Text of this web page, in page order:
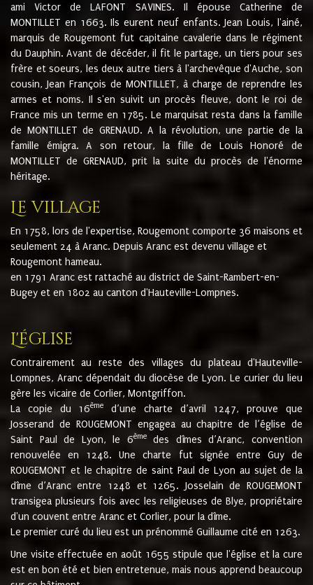
ami Victor de LAFONT SAVINES. Il épouse Catherine de
MONTILLET en 1663. Ils eurent neuf enfants. Jean Louis, l'ainé,
marquis de Rougemont fut capitaine cavalerie dans le régiment
du Dauphin. Avant de décéder, il fit le partage, un tiers pour ses
frère et soeurs, les deux autre tiers à l'archevêque d'Auche, son
cousin, Jean François de MONTILLET, à charge de reprendre les
armes et noms. Il s'en suivit un procès fleuve, dont le roi de
France mis un terme en 1785. Le marquisat resta dans la famille
de MONTILLET de GRENAUD. A la révolution, une partie de la
famille émigra. A son retour, la fille de Louis Honoré de
MONTILLET de GRENAUD, prit la suite du procès de l'énorme
héritage.
Le village
En 1758, lors de l'expertise, Rougemont comporte 36 maisons et
seulement 24 à Aranc. Depuis Aranc est devenu village et
Rougemont hameau.
en 1791 Aranc est rattaché au district de Saint-Rambert-en-
Bugey et en 1802 au canton d'Hauteville-Lompnes.
L'église
Contrairement au reste des villages du plateau d'Hauteville-
Lompnes, Aranc dépendait du diocèse de Lyon. Le curier du lieu
gère les vicaire de Corlier, Montgriffon.
La copie du 16ème
d’une charte d’avril 1247, prouve que
Josserand de ROUGEMONT engagea au chapitre de l’église de
Saint Paul de Lyon, le 6èmedes dîmes d’Aranc, convention
renouvelée en 1248. Une charte fut signée entre Guy de
ROUGEMONT et le chapitre de saint Paul de Lyon au sujet de la
dîme d’Aranc entre 1248 et 1265. Josselain de ROUGEMONT
transigea plusieurs fois avec les religieuses de Blye, propriétaire
d'un couvent entre Aranc et Corlier, pour la dîme.
Le premier curé du lieu est un prénommé Guillaume cité en 1263.
Une visite effectuée en août 1655 stipule que l'église et la cure
est en bon été et bien entretenue, mais nous apprend beaucoup